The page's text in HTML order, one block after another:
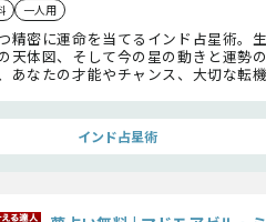
一人用
精密に運命を当てるインド占星術。
天体図、そして今の星の動きと運勢
あなたの才能やチャンス、大切な転
インド占星術